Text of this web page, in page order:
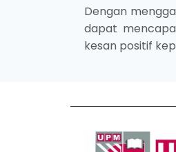
Dengan
dapat
kesan positif